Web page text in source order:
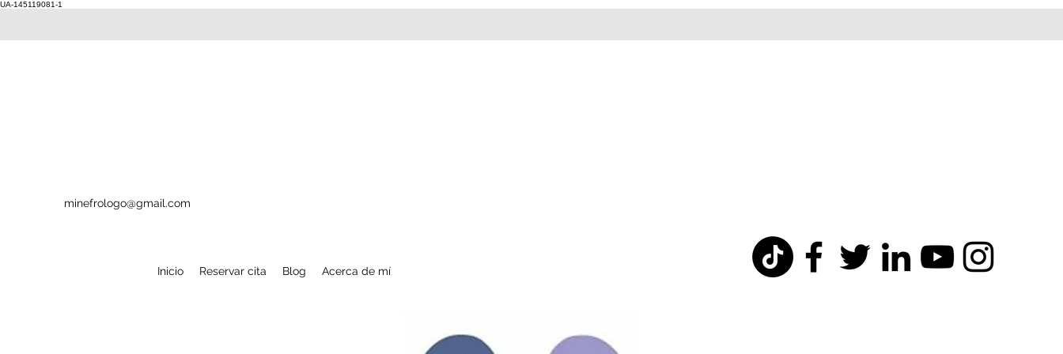
UA-145119081-1
minefrologo@gmail.com
Inicio Reservar cita Blog Acerca de mí